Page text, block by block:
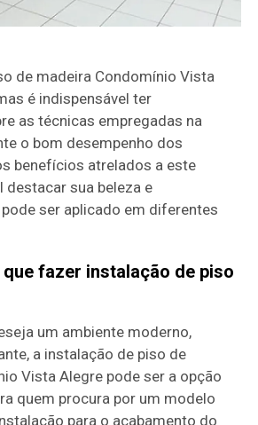
de madeira Condomínio Vista
é indispensável ter
as técnicas empregadas na
o bom desempenho dos
benefícios atrelados a este
destacar sua beleza e
ser aplicado em diferentes
fazer instalação de piso
um ambiente moderno,
a instalação de piso de
Vista Alegre pode ser a opção
quem procura por um modelo
para o acabamento do